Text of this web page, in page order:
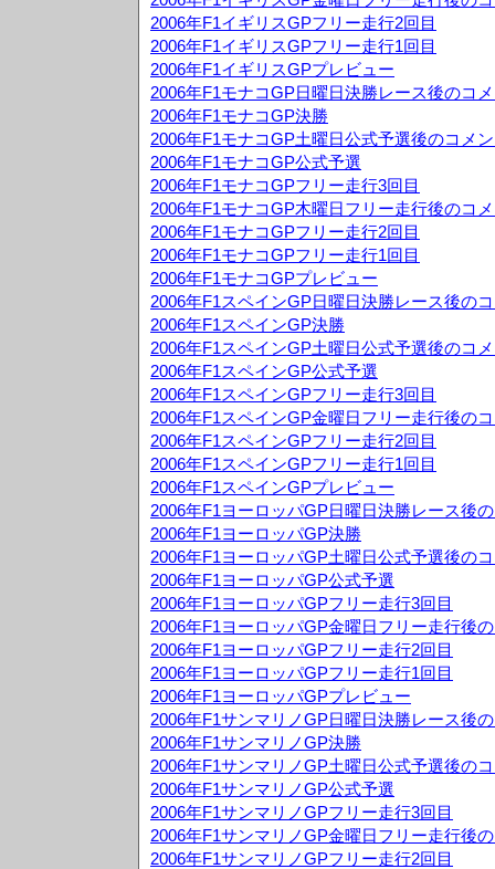
2006年F1イギリスGPフリー走行2回目
2006年F1イギリスGPフリー走行1回目
2006年F1イギリスGPプレビュー
2006年F1モナコGP日曜日決勝レース後のコ
2006年F1モナコGP決勝
2006年F1モナコGP土曜日公式予選後のコメ
2006年F1モナコGP公式予選
2006年F1モナコGPフリー走行3回目
2006年F1モナコGP木曜日フリー走行後のコ
2006年F1モナコGPフリー走行2回目
2006年F1モナコGPフリー走行1回目
2006年F1モナコGPプレビュー
2006年F1スペインGP日曜日決勝レース後の
2006年F1スペインGP決勝
2006年F1スペインGP土曜日公式予選後のコ
2006年F1スペインGP公式予選
2006年F1スペインGPフリー走行3回目
2006年F1スペインGP金曜日フリー走行後の
2006年F1スペインGPフリー走行2回目
2006年F1スペインGPフリー走行1回目
2006年F1スペインGPプレビュー
2006年F1ヨーロッパGP日曜日決勝レース後
2006年F1ヨーロッパGP決勝
2006年F1ヨーロッパGP土曜日公式予選後の
2006年F1ヨーロッパGP公式予選
2006年F1ヨーロッパGPフリー走行3回目
2006年F1ヨーロッパGP金曜日フリー走行後
2006年F1ヨーロッパGPフリー走行2回目
2006年F1ヨーロッパGPフリー走行1回目
2006年F1ヨーロッパGPプレビュー
2006年F1サンマリノGP日曜日決勝レース後
2006年F1サンマリノGP決勝
2006年F1サンマリノGP土曜日公式予選後の
2006年F1サンマリノGP公式予選
2006年F1サンマリノGPフリー走行3回目
2006年F1サンマリノGP金曜日フリー走行後
2006年F1サンマリノGPフリー走行2回目